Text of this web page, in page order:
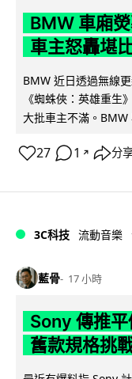
BMW 車廂
車主怒轟堪
BMW 近日透過無線
《蜘蛛俠：英雄重生
大批車主不滿。BMW
27 1 ↗ 分
3C科技 流動音樂
藍骨 17 小時
Sony 傳推
舊款規格挑